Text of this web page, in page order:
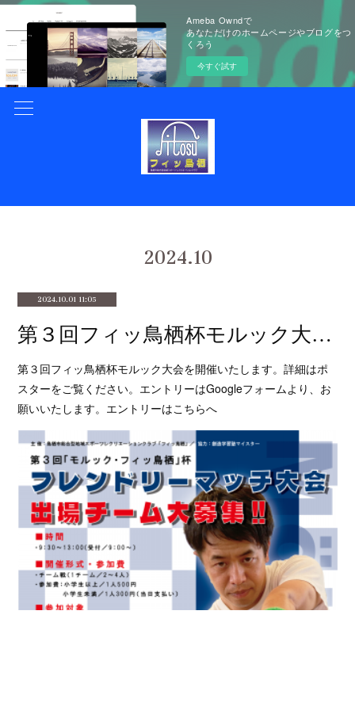
Ameba Owndで
あなただけのホームページやブログをつ
くろう
今すぐ試す
2024.10
2024.10.01 11:05
第３回フィッ鳥栖杯モルック大会開催決定
第３回フィッ鳥栖杯モルック大会を開催いたします。詳細はポ
スターをご覧ください。エントリーはGoogleフォームより、お
願いいたします。エントリーはこちらへ